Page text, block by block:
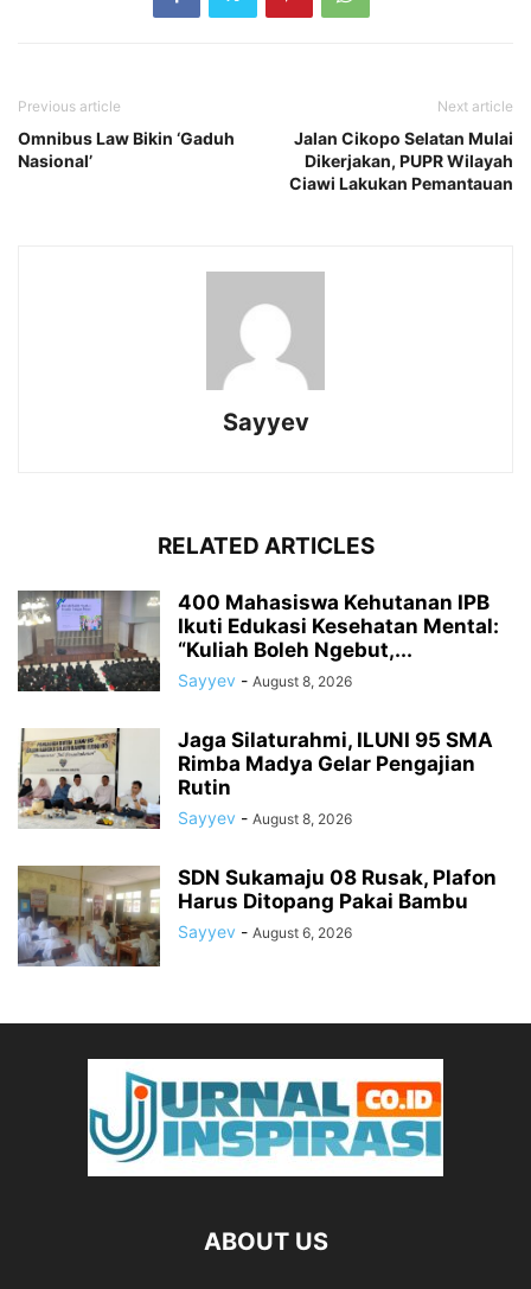
Previous article
Omnibus Law Bikin ‘Gaduh
Nasional’
Next article
Jalan Cikopo Selatan Mulai
Dikerjakan, PUPR Wilayah
Ciawi Lakukan Pemantauan
Sayyev
RELATED ARTICLES
400 Mahasiswa Kehutanan IPB
Ikuti Edukasi Kesehatan Mental:
“Kuliah Boleh Ngebut,...
Sayyev - August 8, 2026
Jaga Silaturahmi, ILUNI 95 SMA
Rimba Madya Gelar Pengajian
Rutin
Sayyev - August 8, 2026
SDN Sukamaju 08 Rusak, Plafon
Harus Ditopang Pakai Bambu
Sayyev - August 6, 2026
ABOUT US